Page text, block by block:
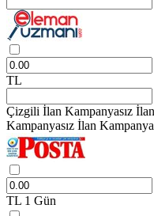
TL
Çizgili İlan Kampanyasız İlan
Kampanyasız İlan
TL 1 Gün